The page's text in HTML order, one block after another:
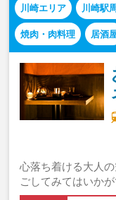
川崎エリア 川崎駅
焼肉・肉料理
居酒
心落ち着ける大人
ごしてみてはいか